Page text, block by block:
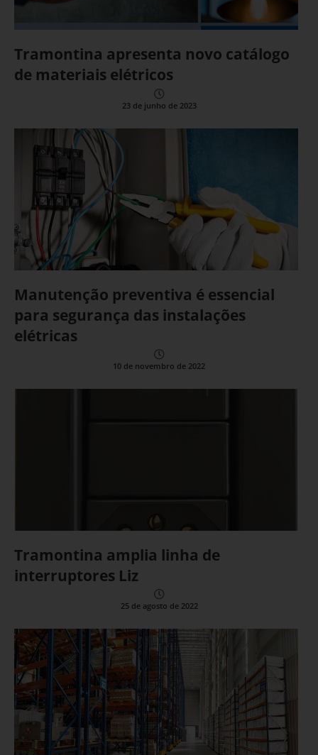
Tramontina apresenta novo catálogo
de materiais elétricos
23 de junho de 2023
Manutenção preventiva é essencial
para segurança das instalações
elétricas
10 de novembro de 2022
Tramontina amplia linha de
interruptores Liz
25 de agosto de 2022